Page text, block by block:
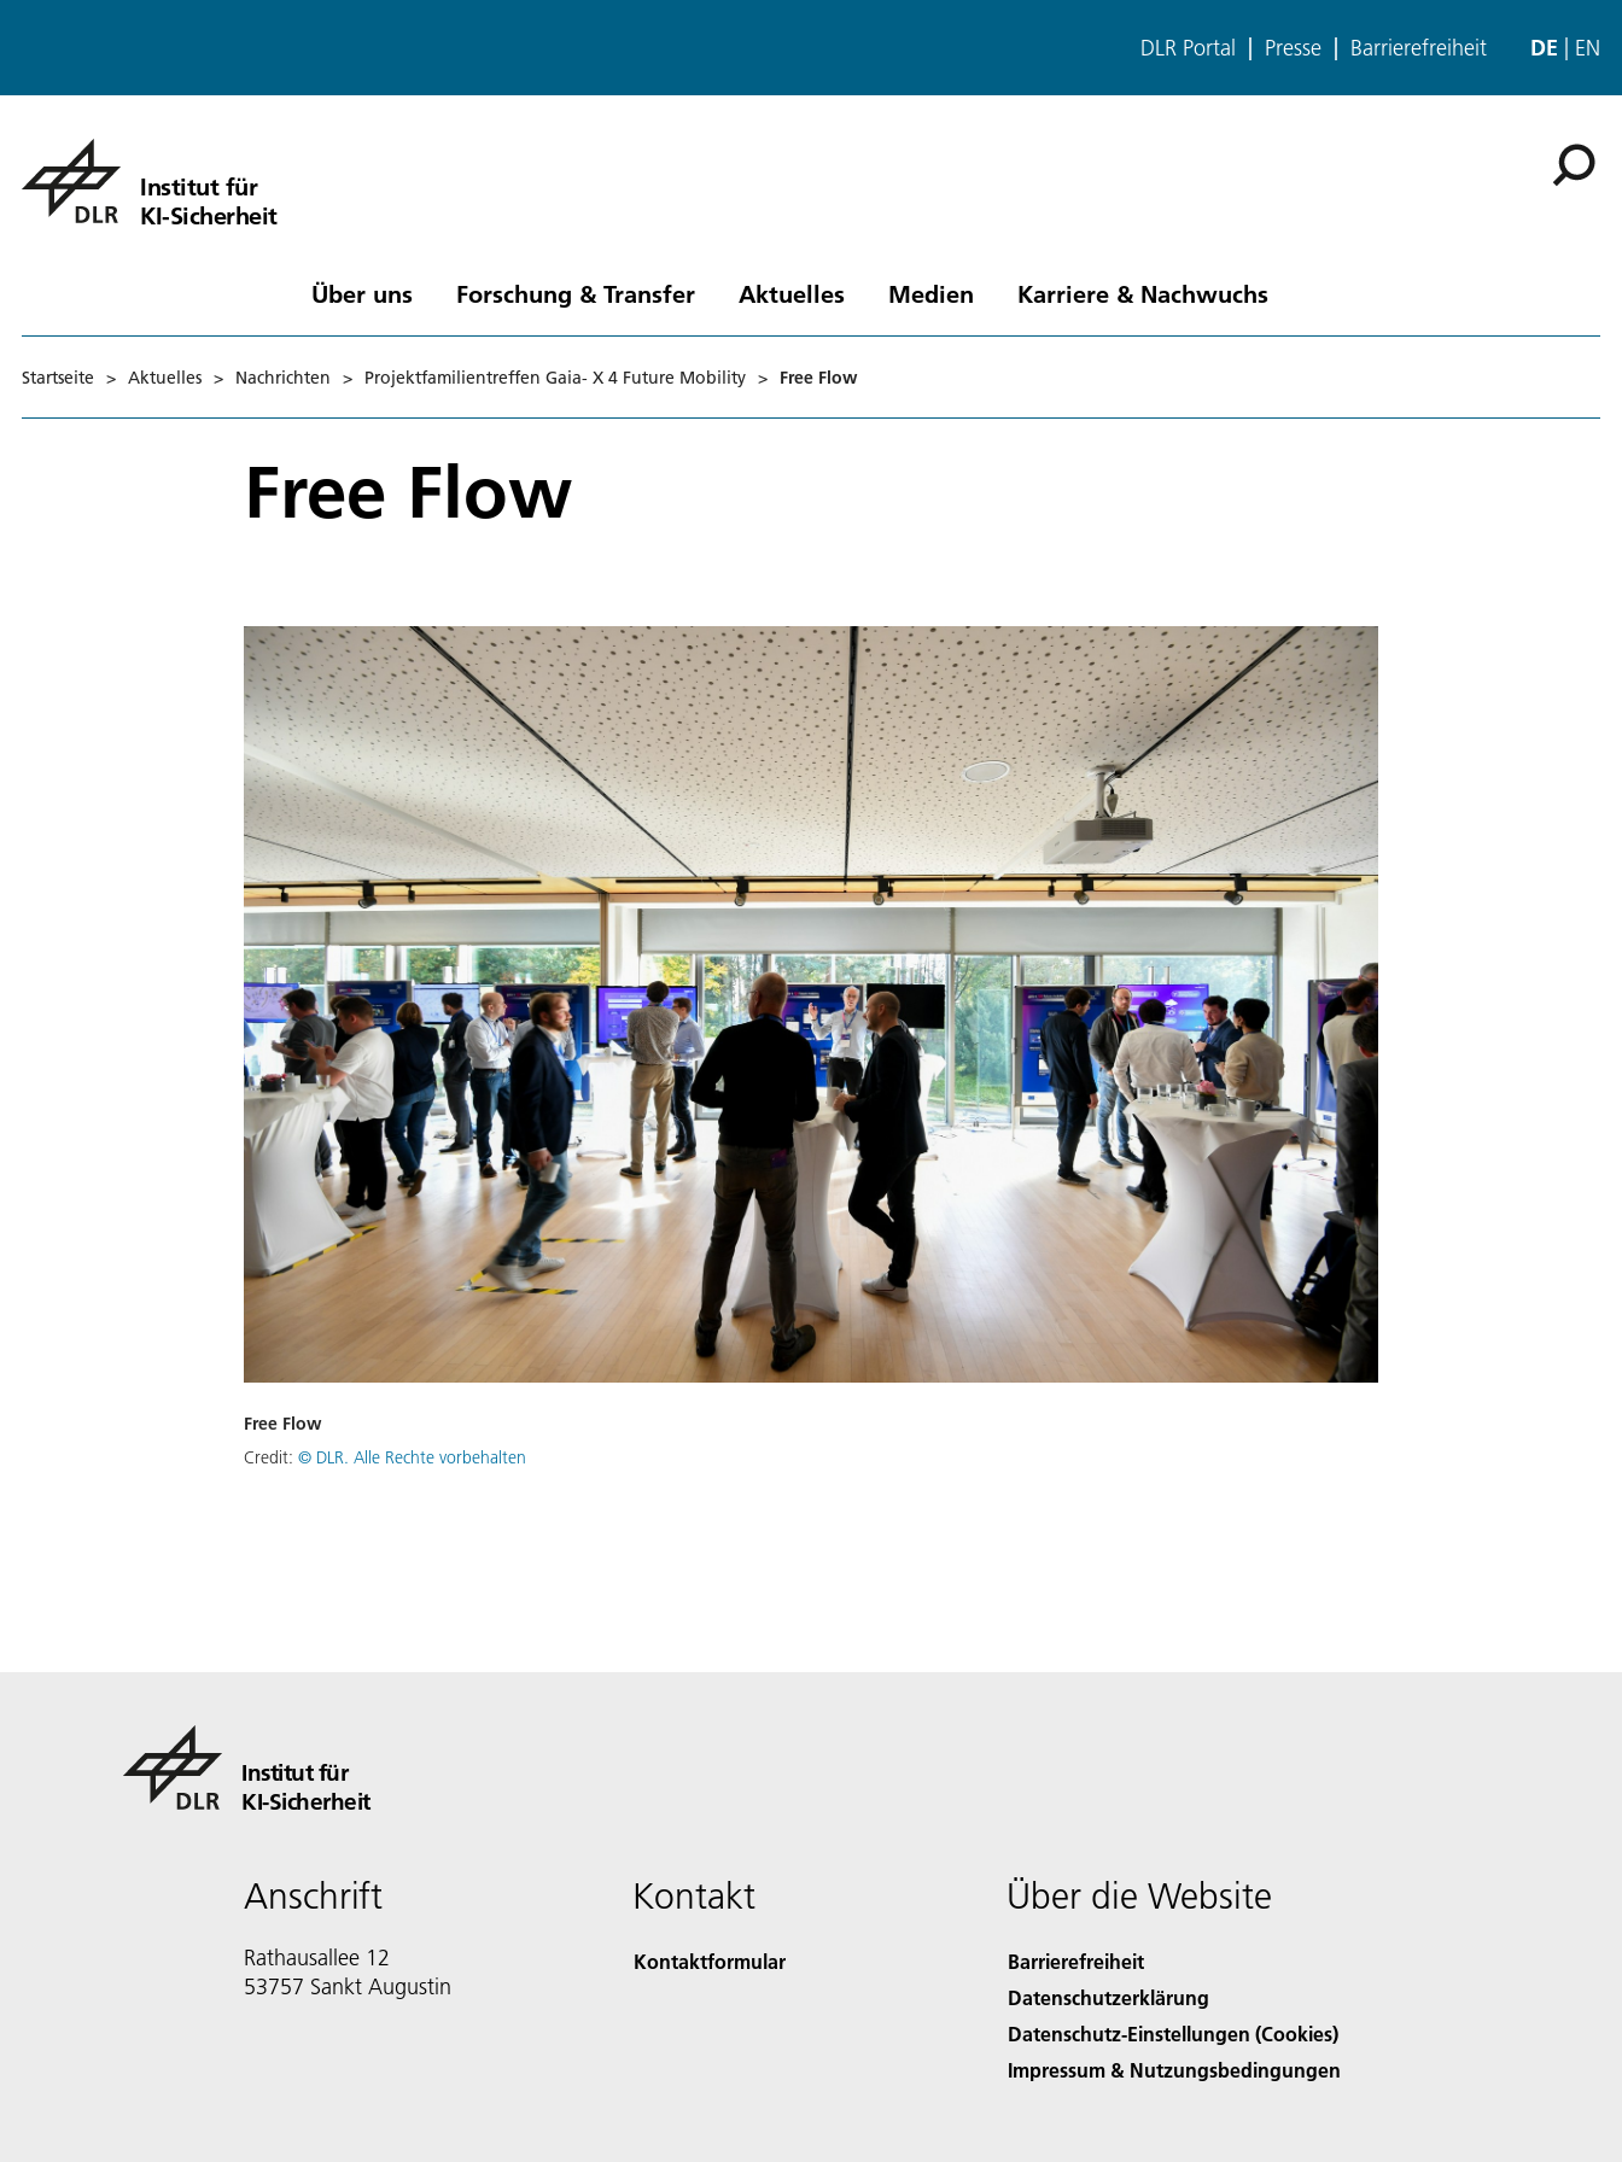
DLR Portal Presse Barrierefreiheit DE EN
Institut für
KI-Sicherheit
Über uns Forschung & Transfer Aktuelles Medien Karriere & Nachwuchs
Startseite > Aktuelles > Nachrichten > Projektfamilientreffen Gaia- X 4 Future Mobility > Free Flow
Free Flow
Free Flow
Credit: © DLR. Alle Rechte vorbehalten
Institut für
KI-Sicherheit
Anschrift
Rathausallee 12
53757 Sankt Augustin
Kontakt
Kontaktformular
Über die Website
Barrierefreiheit
Datenschutzerklärung
Datenschutz-Einstellungen (Cookies)
Impressum & Nutzungsbedingungen